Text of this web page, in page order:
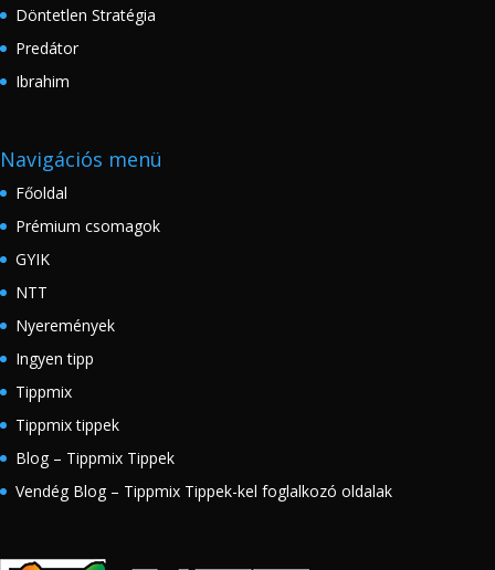
Döntetlen Stratégia
Predátor
Ibrahim
Navigációs menü
Főoldal
Prémium csomagok
GYIK
NTT
Nyeremények
Ingyen tipp
Tippmix
Tippmix tippek
Blog – Tippmix Tippek
Vendég Blog – Tippmix Tippek-kel foglalkozó oldalak